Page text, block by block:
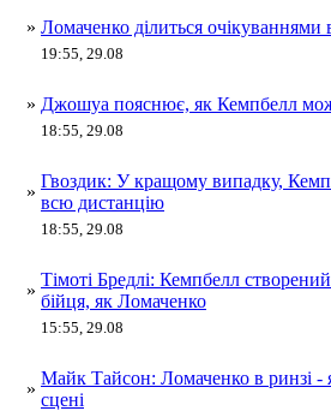
» Ломаченко ділиться
19:55, 29.08
» Джошуа пояснює, як Кемпбелл
18:55, 29.08
»
Гвоздик: У кращому випадку,
всю дистанцію
18:55, 29.08
»
Тімоті Бредлі: Кемпбелл
бійця, як Ломаченко
15:55, 29.08
»
Майк Тайсон: Ломаченко в ринзі -
сцені